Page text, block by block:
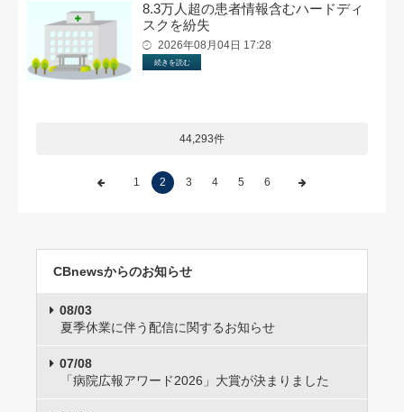
8.3万人超の患者情報含むハードディ
スクを紛失
2026年08月04日 17:28
続きを読む
44,293件
1 2 3 4 5 6
CBnewsからのお知らせ
08/03
夏季休業に伴う配信に関するお知らせ
07/08
「病院広報アワード2026」大賞が決まりました